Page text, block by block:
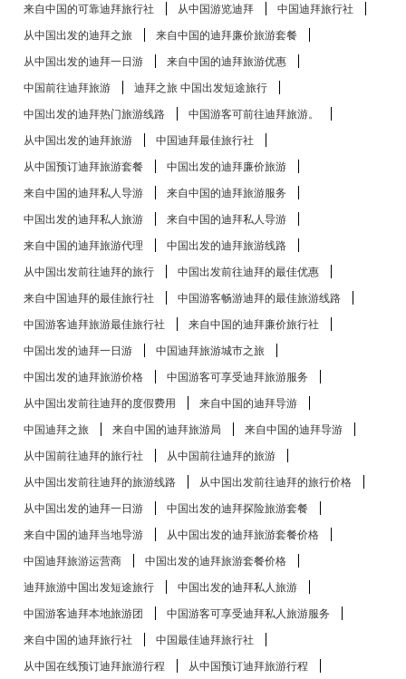
来自中国的可靠迪拜旅行社
从中国游览迪拜
中国迪拜旅行社
从中国出发的迪拜之旅
来自中国的迪拜廉价旅游套餐
从中国出发的迪拜一日游
来自中国的迪拜旅游优惠
中国前往迪拜旅游
迪拜之旅 中国出发短途旅行
中国出发的迪拜热门旅游线路
中国游客可前往迪拜旅游。
从中国出发的迪拜旅游
中国迪拜最佳旅行社
从中国预订迪拜旅游套餐
中国出发的迪拜廉价旅游
来自中国的迪拜私人导游
来自中国的迪拜旅游服务
中国出发的迪拜私人旅游
来自中国的迪拜私人导游
来自中国的迪拜旅游代理
中国出发的迪拜旅游线路
从中国出发前往迪拜的旅行
中国出发前往迪拜的最佳优惠
来自中国迪拜的最佳旅行社
中国游客畅游迪拜的最佳旅游线路
中国游客迪拜旅游最佳旅行社
来自中国的迪拜廉价旅行社
中国出发的迪拜一日游
中国迪拜旅游城市之旅
中国出发的迪拜旅游价格
中国游客可享受迪拜旅游服务
从中国出发前往迪拜的度假费用
来自中国的迪拜导游
中国迪拜之旅
来自中国的迪拜旅游局
来自中国的迪拜导游
从中国前往迪拜的旅行社
从中国前往迪拜的旅游
从中国出发前往迪拜的旅游线路
从中国出发前往迪拜的旅行价格
从中国出发的迪拜一日游
中国出发的迪拜探险旅游套餐
来自中国的迪拜当地导游
从中国出发的迪拜旅游套餐价格
中国迪拜旅游运营商
中国出发的迪拜旅游套餐价格
迪拜旅游中国出发短途旅行
中国出发的迪拜私人旅游
中国游客迪拜本地旅游团
中国游客可享受迪拜私人旅游服务
来自中国的迪拜旅行社
中国最佳迪拜旅行社
从中国在线预订迪拜旅游行程
从中国预订迪拜旅游行程